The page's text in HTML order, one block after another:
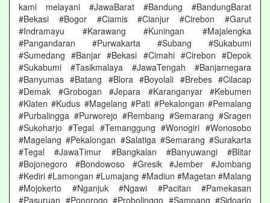
kami melayani #JawaBarat #Bandung #BandungBarat
#Bekasi #Bogor #Ciamis #Cianjur #Cirebon #Garut
#Indramayu #Karawang #Kuningan #Majalengka
#Pangandaran #Purwakarta #Subang #Sukabumi
#Sumedang #Banjar #Bekasi #Cimahi #Cirebon #Depok
#Sukabumi #Tasikmalaya #JawaTengah #Banjarnegara
#Banyumas #Batang #Blora #Boyolali #Brebes #Cilacap
#Demak #Grobogan #Jepara #Karanganyar #Kebumen
#Klaten #Kudus #Magelang #Pati #Pekalongan #Pemalang
#Purbalingga #Purworejo #Rembang #Semarang #Sragen
#Sukoharjo #Tegal #Temanggung #Wonogiri #Wonosobo
#Magelang #Pekalongan #Salatiga #Semarang #Surakarta
#Tegal #JawaTimur #Bangkalan #Banyuwangi #Blitar
#Bojonegoro #Bondowoso #Gresik #Jember #Jombang
#Kediri #Lamongan #Lumajang #Madiun #Magetan #Malang
#Mojokerto #Nganjuk #Ngawi #Pacitan #Pamekasan
#Pasuruan #Ponorogo #Probolinggo #Sampang #Sidoarjo